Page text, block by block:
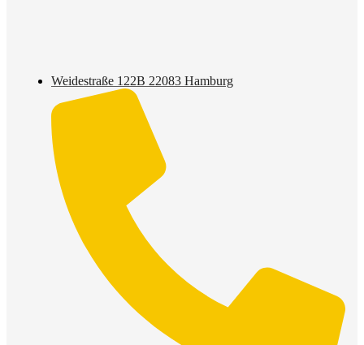
Weidestraße 122B 22083 Hamburg